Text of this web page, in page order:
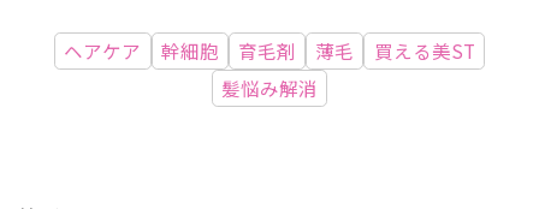
ヘアケア 幹細胞 育毛剤 薄毛
買える美ST
髪悩み解消